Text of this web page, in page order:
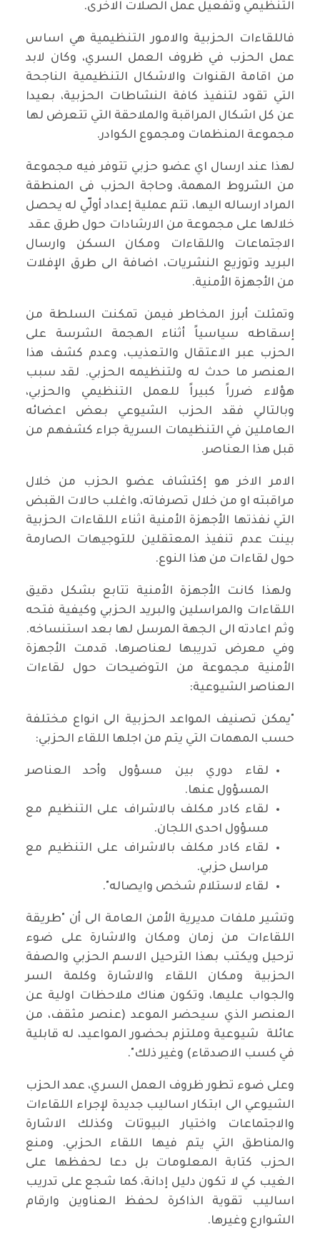
التنظيمي وتفعيل عمل الصلات الاخرى.
فاللقاءات الحزبية والامور التنظيمية هي اساس
عمل الحزب في ظروف العمل السري، وكان لابد
من اقامة القنوات والاشكال التنظيمية الناجحة
التي تقود لتنفيذ كافة النشاطات الحزبية، بعيدا
عن كل اشكال المراقبة والملاحقة التي تتعرض لها
مجموعة المنظمات ومجموع الكوادر.
لهذا عند ارسال اي عضو حزبي تتوفر فيه مجموعة
من الشروط المهمة، وحاجة الحزب فى المنطقة
المراد ارساله اليها، تتم عملية إعداد أولّي له يحصل
خلالها على مجموعة من الارشادات حول طرق عقد
الاجتماعات واللقاءات ومكان السكن وارسال
البريد وتوزيع النشريات، اضافة الى طرق الإفلات
من الأجهزة الأمنية.
وتمثلت أبرز المخاطر فيمن تمكنت السلطة من
إسقاطه سياسياً أثناء الهجمة الشرسة على
الحزب عبر الاعتقال والتعذيب، وعدم كشف هذا
العنصر ما حدث له ولتنظيمه الحزبي. لقد سبب
هؤلاء ضرراً كبيراً للعمل التنظيمي والحزبي،
وبالتالي فقد الحزب الشيوعي بعض اعضائه
العاملين في التنظيمات السرية جراء كشفهم من
قبل هذا العناصر.
الامر الاخر هو إكتشاف عضو الحزب من خلال
مراقبته او من خلال تصرفاته، واغلب حالات القبض
التي نفذتها الأجهزة الأمنية اثناء اللقاءات الحزبية
بينت عدم تنفيذ المعتقلين للتوجيهات الصارمة
حول لقاءات من هذا النوع.
ولهذا كانت الأجهزة الأمنية تتابع بشكل دقيق
اللقاءات والمراسلين والبريد الحزبي وكيفية فتحه
وثم اعادته الى الجهة المرسل لها بعد استنساخه.
وفي معرض تدريبها لعناصرها، قدمت الأجهزة
الأمنية مجموعة من التوضيحات حول لقاءات
العناصر الشيوعية:
"يمكن تصنيف المواعد الحزبية الى انواع مختلفة
حسب المهمات التي يتم من اجلها اللقاء الحزبي:
لقاء دوري بين مسؤول وأحد العناصر
المسؤول عنها.
لقاء كادر مكلف بالاشراف على التنظيم مع
مسؤول احدى اللجان.
لقاء كادر مكلف بالاشراف على التنظيم مع
مراسل حزبي.
لقاء لاستلام شخص وايصاله".
وتشير ملفات مديرية الأمن العامة الى أن "طريقة
اللقاءات من زمان ومكان والاشارة على ضوء
ترحيل ويكتب بهذا الترحيل الاسم الحزبي والصفة
الحزبية ومكان اللقاء والاشارة وكلمة السر
والجواب عليها، وتكون هناك ملاحظات اولية عن
العنصر الذي سيحضر الموعد (عنصر مثقف، من
عائلة شيوعية وملتزم بحضور المواعيد، له قابلية
في كسب الاصدقاء) وغير ذلك".
وعلى ضوء تطور ظروف العمل السري، عمد الحزب
الشيوعي الى ابتكار اساليب جديدة لإجراء اللقاءات
والاجتماعات واختيار البيوتات وكذلك الاشارة
والمناطق التي يتم فيها اللقاء الحزبي. ومنع
الحزب كتابة المعلومات بل دعا لحفظها على
الغيب كي لا تكون دليل إدانة، كما شجع على تدريب
اساليب تقوية الذاكرة لحفظ العناوين وارقام
الشوارع وغيرها.